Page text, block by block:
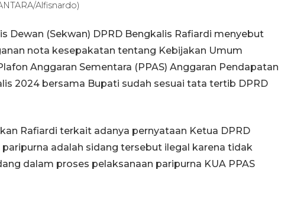
Alfisnardo)
Dewan (Sekwan) DPRD Bengkalis Rafiardi menyebut
nota kesepakatan tentang Kebijakan Umum
Anggaran Sementara (PPAS) Anggaran Pendapatan
2024 bersama Bupati sudah sesuai tata tertib DPRD
Rafiardi terkait adanya pernyataan Ketua DPRD
adalah sidang tersebut ilegal karena tidak
dalam proses pelaksanaan paripurna KUA PPAS